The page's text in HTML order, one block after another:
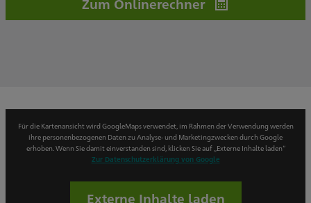
Für die Kartenansicht wird GoogleMaps verwendet, im Rahmen der Verwendung werden
ihre personenbezogenen Daten zu Analyse- und Marketingzwecken durch Google
erhoben. Wenn Sie damit einverstanden sind, klicken Sie auf „Externe Inhalte laden“
Zur Datenschutzerklärung von Google
Externe Inhalte laden